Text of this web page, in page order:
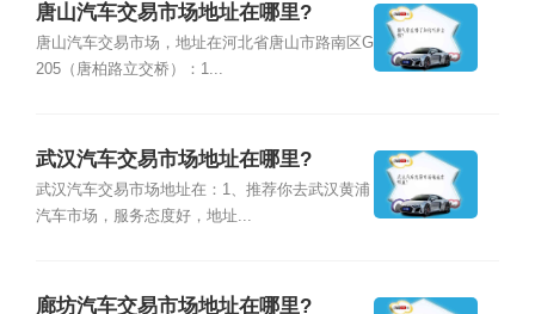
唐山汽车交易市场地址在哪里?
唐山汽车交易市场，地址在河北省唐山市路南区G
205（唐柏路立交桥）：1...
武汉汽车交易市场地址在哪里?
武汉汽车交易市场地址在：1、推荐你去武汉黄浦
汽车市场，服务态度好，地址...
廊坊汽车交易市场地址在哪里?